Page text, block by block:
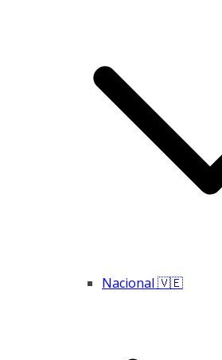
Nacional 🇻🇪